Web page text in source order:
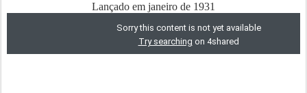
Lançado em janeiro de 1931